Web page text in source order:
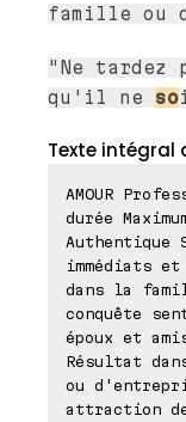
famille ou
"Ne tardez
qu'il ne so
Texte intégral
AMOUR
durée
Authentique
immédiats
dans la
conquête
époux et
Résultat
ou
attraction